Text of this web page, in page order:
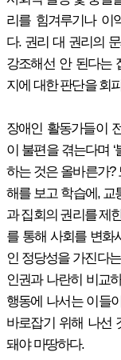
리를 힘겨루기나 이
다. 권리 대 권리의
강조해선 안 된다는
지에 대한 판단을 회
장애인 활동가들이
이 불편을 겪는다며
하는 것은 올바른가?
해를 보고 학습에, 교
과 집회의 권리를 제
를 통해 사회를 변화
인 정당성을 가진다
인권과 나란히 비교
행동에 나서는 이들
바로잡기 위해 나선
돼야 마땅하다.